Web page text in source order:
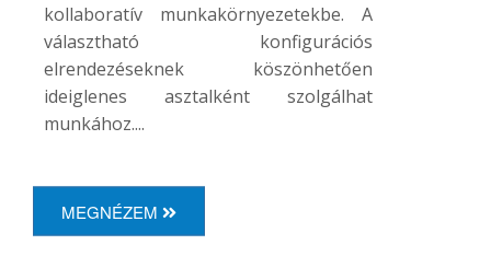
kollaboratív munkakörnyezetekbe. A
választható konfigurációs
elrendezéseknek köszönhetően
ideiglenes asztalként szolgálhat
munkához....
MEGNÉZEM